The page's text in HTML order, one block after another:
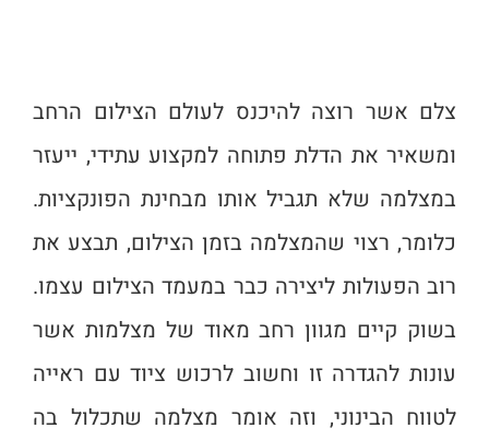
צלם אשר רוצה להיכנס לעולם הצילום הרחב
ומשאיר את הדלת פתוחה למקצוע עתידי, ייעזר
במצלמה שלא תגביל אותו מבחינת הפונקציות.
כלומר, רצוי שהמצלמה בזמן הצילום, תבצע את
רוב הפעולות ליצירה כבר במעמד הצילום עצמו.
בשוק קיים מגוון רחב מאוד של מצלמות אשר
עונות להגדרה זו וחשוב לרכוש ציוד עם ראייה
לטווח הבינוני, וזה אומר מצלמה שתכלול בה